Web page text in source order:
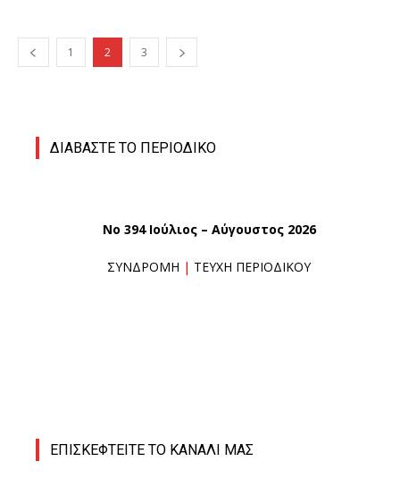
1 2 3
ΔΙΑΒΑΣΤΕ ΤΟ ΠΕΡΙΟΔΙΚΟ
No 394 Ιούλιος – Αύγουστος 2026
ΣΥΝΔΡΟΜΗ | ΤΕΥΧΗ ΠΕΡΙΟΔΙΚΟΥ
ΕΠΙΣΚΕΦΤΕΙΤΕ ΤΟ ΚΑΝΑΛΙ ΜΑΣ